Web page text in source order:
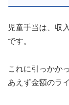
児童手当は、収
です。
これに引っかか
あえず金額のラ